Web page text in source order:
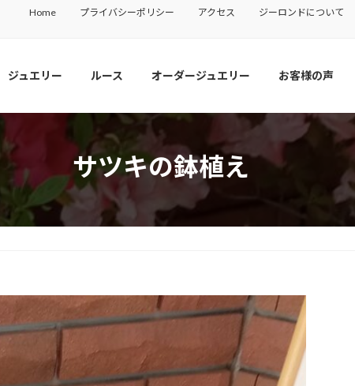
Home プライバシーポリシー アクセス ジーロンドについて
ジュエリー ルース オーダージュエリー お客様の声
サツキの鉢植え